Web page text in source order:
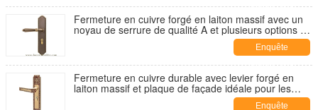
maintenant
Fermeture en cuivre forgé en laiton massif avec un
noyau de serrure de qualité A et plusieurs options de
serrure en mortier compatibles avec des portes en
Enquête
maintenant
Fermeture en cuivre durable avec levier forgé en
laiton massif et plaque de façade idéale pour les
applications d'entrée et de façade sur les portes en
Enquête